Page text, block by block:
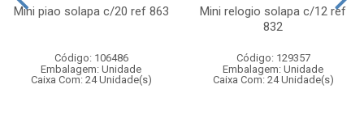
Mini piao solapa c/20 ref 863
Código: 106486
Embalagem: Unidade
Caixa Com: 24 Unidade(s)
Mini relogio solapa c/12 ref
832
Código: 129357
Embalagem: Unidade
Caixa Com: 24 Unidade(s)